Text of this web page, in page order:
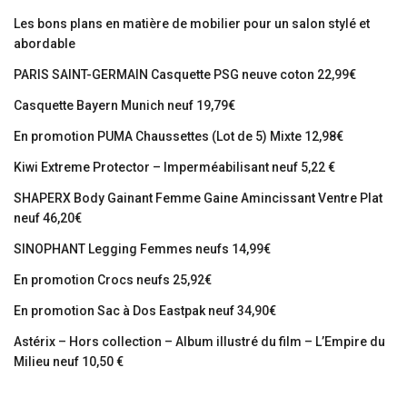
Les bons plans en matière de mobilier pour un salon stylé et
abordable
PARIS SAINT-GERMAIN Casquette PSG neuve coton 22,99€
Casquette Bayern Munich neuf 19,79€
En promotion PUMA Chaussettes (Lot de 5) Mixte 12,98€
Kiwi Extreme Protector – Imperméabilisant neuf 5,22 €
SHAPERX Body Gainant Femme Gaine Amincissant Ventre Plat
neuf 46,20€
SINOPHANT Legging Femmes neufs 14,99€
En promotion Crocs neufs 25,92€
En promotion Sac à Dos Eastpak neuf 34,90€
Astérix – Hors collection – Album illustré du film – L’Empire du
Milieu neuf 10,50 €